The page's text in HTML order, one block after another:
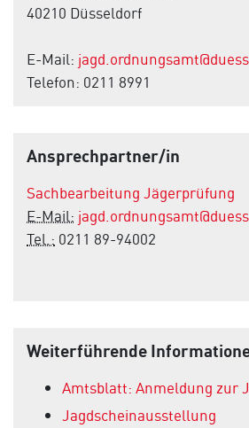
40210 Düsseldorf
E-Mail:
Telefon: 0211 8991
Ansprechpartner/in
Sachbearbeitung Jägerprüfung
E-Mail:
Tel.: 0211 89-94002
Weiterführende
Amtsblatt: Anmeldung zur
Jagdscheinausstellung